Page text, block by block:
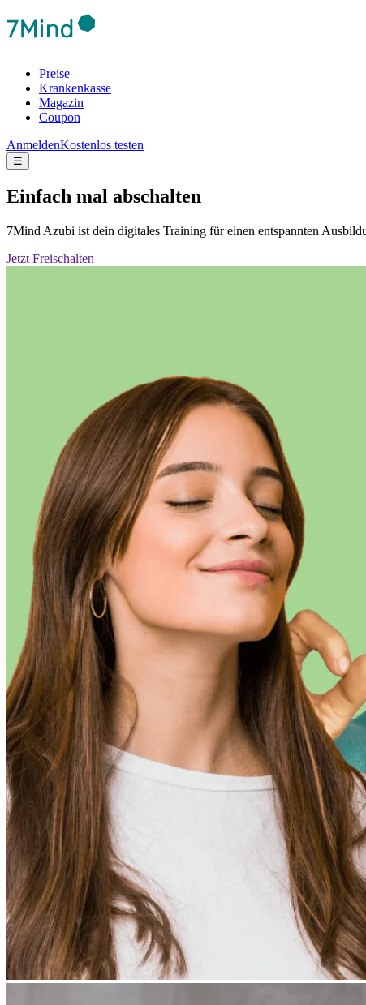
Preise
Krankenkasse
Magazin
Coupon
AnmeldenKostenlos testen
☰
Einfach mal abschalten
7Mind Azubi ist dein digitales Training für einen entspannten
Jetzt Freischalten